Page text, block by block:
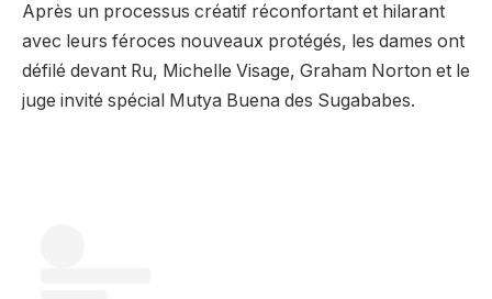
Après un processus créatif réconfortant et hilarant
avec leurs féroces nouveaux protégés, les dames ont
défilé devant Ru, Michelle Visage, Graham Norton et le
juge invité spécial Mutya Buena des Sugababes.